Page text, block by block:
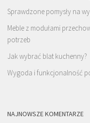
Sprawdzone pomysły na
Meble z modułami
potrzeb
Jak wybrać blat kuchenny?
Wygoda i funkcjonalność
NAJNOWSZE KOMENTARZE